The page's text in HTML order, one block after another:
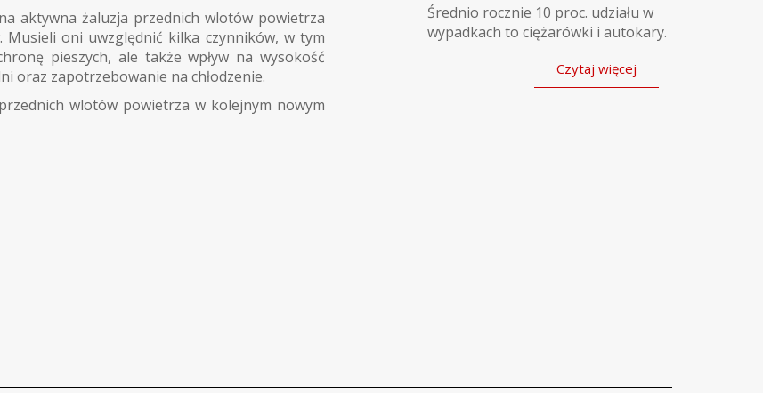
aktywna żaluzja przednich wlotów powietrza
oni uwzględnić kilka czynników, w tym
pieszych, ale także wpływ na wysokość
oraz zapotrzebowanie na chłodzenie.
wlotów powietrza w kolejnym nowym
Średnio rocznie 10 proc. udziału w
wypadkach to ciężarówki i autokary.
Czytaj więcej